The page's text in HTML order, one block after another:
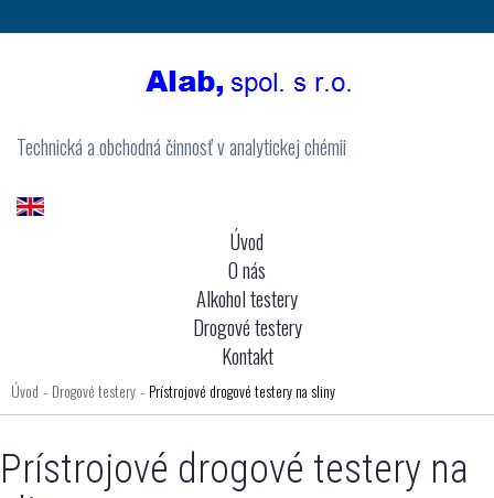
Technická a obchodná činnosť v analytickej chémii
Úvod
O nás
Alkohol testery
Drogové testery
Kontakt
Úvod - Drogové testery - Prístrojové drogové testery na sliny
Prístrojové drogové testery na